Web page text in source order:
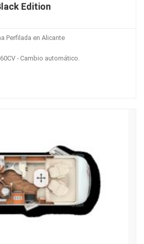
Edition
Perfilada en Alicante
- Cambio automático.